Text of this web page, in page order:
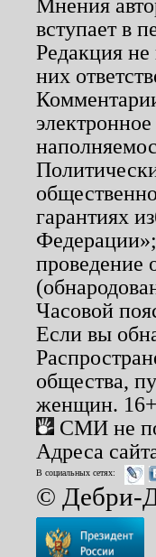
Мнения
вступает в
Редакция не
них
гарантиях
проведение
Часовой
Если вы
общества,
женщин. 16+
СМИ не
Адреса
В социальных сетях:
© Дебри-